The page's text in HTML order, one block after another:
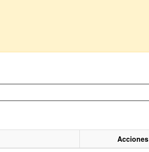
Acciones